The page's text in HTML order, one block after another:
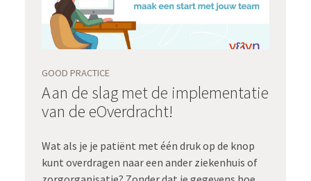
GOOD PRACTICE
Aan de slag met de implementatie
van de eOverdracht!
Wat als je je patiënt met één druk op de knop
kunt overdragen naar een ander ziekenhuis of